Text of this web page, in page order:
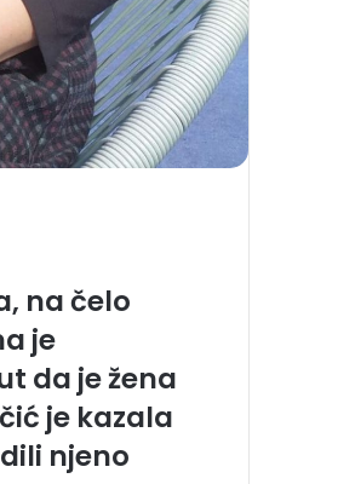
na čelo
je
da je žena
je kazala
njeno